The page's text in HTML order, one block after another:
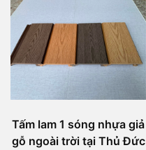
Tấm lam 1 sóng nhựa giả
gỗ ngoài trời tại Thủ Đức